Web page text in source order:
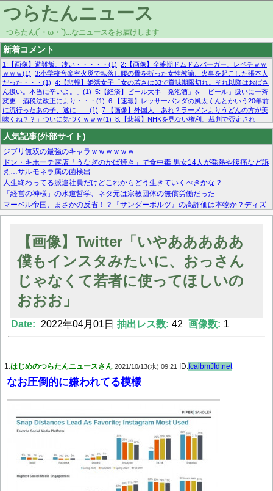
つらたんニュース
つらたん(´・ω・`)...なニュースをお届けします
新着コメント
1:【画像】避難飯、凄い・・・・・(1) 2:【画像】全盛期ドムドムバーガー、レベチｗｗ
ｗｗｗ(1) 3:小学校音楽室火災で転落し腰の骨を折った女性教諭、火事を起こした張本人
だった・・・(1) 4:【悲報】婚活女子「女の若さは33で賞味期限切れ。それ以降はおばさ
ん扱い。本当に辛いよ。」(1) 5:【経済】ビール大手「発泡酒」を「ビール」扱いに一斉
変更 酒税法改正により・・・(1) 6:【速報】レッサーパンダの風太くんとかいう20年前
に流行ったあの子、遂に……(1) 7:【画像】外国人「あれ？ラーメンよりうどんの方が美
味くね？？」ついに気づくｗｗｗ(1) 8:【悲報】NHKを見ない権利、裁判で否定され
る・・・(1) 9:欧州委員長「原発縮小は間違いでした」(1) 10:【悲報】日本企業の人手不
足、限界突破 52%「正社員も足りてません…」(1)
人気記事(外部サイト)
ジブリ無双の最強のキャラｗｗｗｗｗｗ
ドン・キホーテ露店「うなぎのかば焼き」で食中毒 男女14人が発熱や腹痛など訴
え…サルモネラ属の菌検出
人生終わってる派遣社員だけどこれからどう生きていくべきかな？
「経営の神様」の水道哲学、ネタ元は宗教団体の無償労働だった
マーベル帝国、まさかの反省！？『サンダーボルツ』の高評価は本物か？ディズ
ニーCEOの「量より質」宣言の裏で渦巻くファンの本音とMCUの未来を徹底考
【モー娘。石田亜佑美】ファーストテイク出演も新規獲得ならず？北川莉央が1
【画像あり】FacebookとかTwitterで拾ったエロ画像貼ってくよ
【画像】Twitter「いやあああああ
僕もインスタみたいに、おっさん
じゃなくて若者に使ってほしいの
おおお」
Date: 2022年04月01日 抽出レス数: 42 画像数: 1
1:はじめのつらたんニュースさん 2021/10/13(水) 09:21 ID:fcaibmJId.net
なお圧倒的に嫌われてる模様